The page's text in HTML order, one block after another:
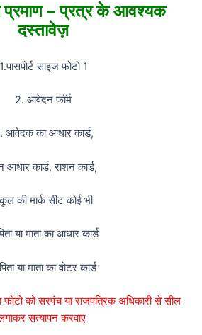
प्रमाण – प्रत्र के आवश्यक
दस्तावेज़
1.पासपोर्ट साइज फोटो 1
2. आवेदन फॉर्म
आवेदक का आधार कार्ड,
आधार कार्ड, राशन कार्ड,
की मार्क सीट कोई भी
या माता का आधार कार्ड
या माता का वोटर कार्ड
को सरपंच या राजपत्रिक अधिकारी से सील
सत्यापन करवाए